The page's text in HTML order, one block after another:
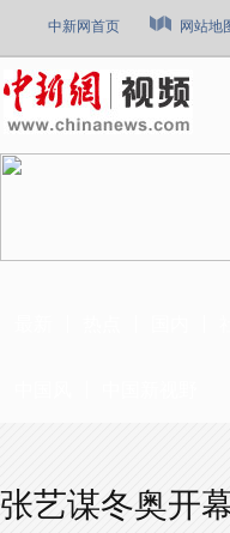
中新网首页 网站地
张艺谋冬奥开